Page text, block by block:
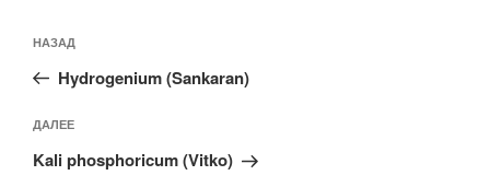
по
записям
Предыдущая
запись:
НАЗАД
Hydrogenium (Sankaran)
Следующая
запись
ДАЛЕЕ
Kali phosphoricum (Vitko)